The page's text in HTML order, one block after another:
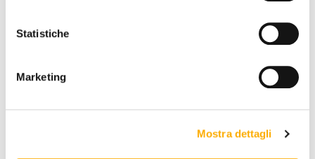
Statistiche
Marketing
Mostra dettagli
REQUEST A QUOTE